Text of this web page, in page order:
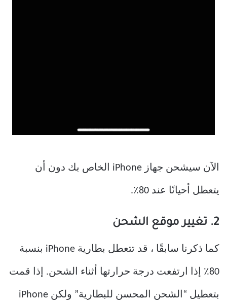
الآن سيشحن جهاز iPhone الخاص بك دون أن
يتعطل أحيانًا عند 80٪.
2. تغيير موقع الشحن
كما ذكرنا سابقًا ، قد تتعطل بطارية iPhone بنسبة
80٪ إذا ارتفعت درجة حرارتها أثناء الشحن. إذا قمت
بتعطيل “الشحن المحسن للبطارية” ولكن iPhone